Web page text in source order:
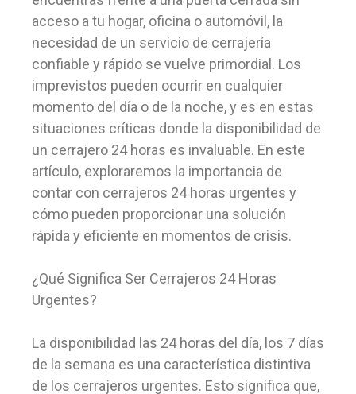
acceso a tu hogar, oficina o automóvil, la
necesidad de un servicio de cerrajería
confiable y rápido se vuelve primordial. Los
imprevistos pueden ocurrir en cualquier
momento del día o de la noche, y es en estas
situaciones críticas donde la disponibilidad de
un cerrajero 24 horas es invaluable. En este
artículo, exploraremos la importancia de
contar con cerrajeros 24 horas urgentes y
cómo pueden proporcionar una solución
rápida y eficiente en momentos de crisis.
¿Qué Significa Ser Cerrajeros 24 Horas
Urgentes?
La disponibilidad las 24 horas del día, los 7 días
de la semana es una característica distintiva
de los cerrajeros urgentes. Esto significa que,